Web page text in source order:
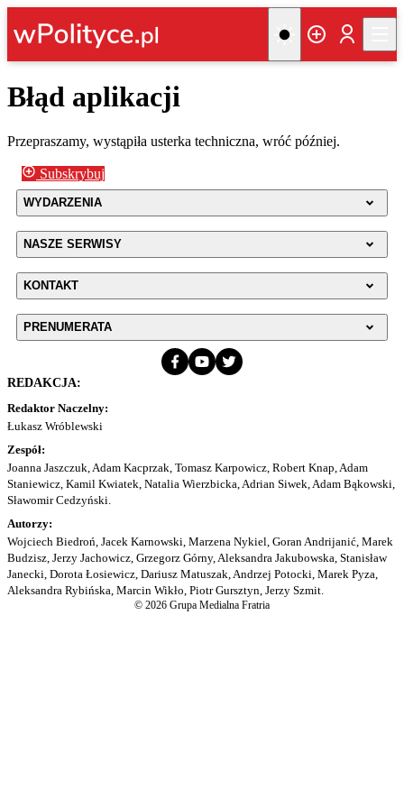
Błąd aplikacji
Przepraszamy, wystąpiła usterka techniczna, wróć później.
Subskrybuj
WYDARZENIA
NASZE SERWISY
KONTAKT
PRENUMERATA
REDAKCJA:
Redaktor Naczelny:
Łukasz Wróblewski
Zespół:
Joanna Jaszczuk, Adam Kacprzak, Tomasz Karpowicz, Robert Knap, Adam
Staniewicz, Kamil Kwiatek, Natalia Wierzbicka, Adrian Siwek, Adam Bąkowski,
Sławomir Cedzyński.
Autorzy:
Wojciech Biedroń, Jacek Karnowski, Marzena Nykiel, Goran Andrijanić, Marek
Budzisz, Jerzy Jachowicz, Grzegorz Górny, Aleksandra Jakubowska, Stanisław
Janecki, Dorota Łosiewicz, Dariusz Matuszak, Andrzej Potocki, Marek Pyza,
Aleksandra Rybińska, Marcin Wikło, Piotr Gursztyn, Jerzy Szmit.
© 2026 Grupa Medialna Fratria